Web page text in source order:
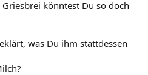
könntest Du so doch
was Du ihm stattdessen